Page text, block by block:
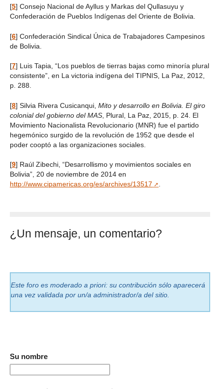
[5] Consejo Nacional de Ayllus y Markas del Qullasuyu y
Confederación de Pueblos Indígenas del Oriente de Bolivia.
[6] Confederación Sindical Única de Trabajadores Campesinos
de Bolivia.
[7] Luis Tapia, “Los pueblos de tierras bajas como minoría plural
consistente”, en La victoria indígena del TIPNIS, La Paz, 2012,
p. 288.
[8] Silvia Rivera Cusicanqui, Mito y desarrollo en Bolivia. El giro
colonial del gobierno del MAS , Plural, La Paz, 2015, p. 24. El
Movimiento Nacionalista Revolucionario (MNR) fue el partido
hegemónico surgido de la revolución de 1952 que desde el
poder cooptó a las organizaciones sociales.
[9] Raúl Zibechi, “Desarrollismo y movimientos sociales en
Bolivia”, 20 de noviembre de 2014 en
http://www.cipamericas.org/es/archives/13517
.
¿Un mensaje, un comentario?
Este foro es moderado a priori: su contribución sólo aparecerá
una vez validada por un/a administrador/a del sitio.
Su nombre